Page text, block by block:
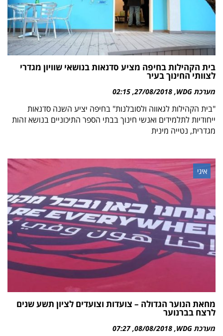
בית הקהילות בחיפה מציע סדנאות בנושאי שוויון מגדרי
לצוותי החינוך בעיר
מערכת WDG 27/08/2018
02:15
"בית הקהילות לגאווה ולסובלנות" בחיפה יציע השנה סדנאות
ייחודיות לתלמידים ואנשי חינוך בבתי הספר התיכוניים בנושא זהות
מגדרית, נטייה מינית
איגי
מחאת הנוער הגדולה – צועדות וצועדים לציון תשע שנים
לרצח בברנוער
מערכת WDG 08/08/2018
07:27